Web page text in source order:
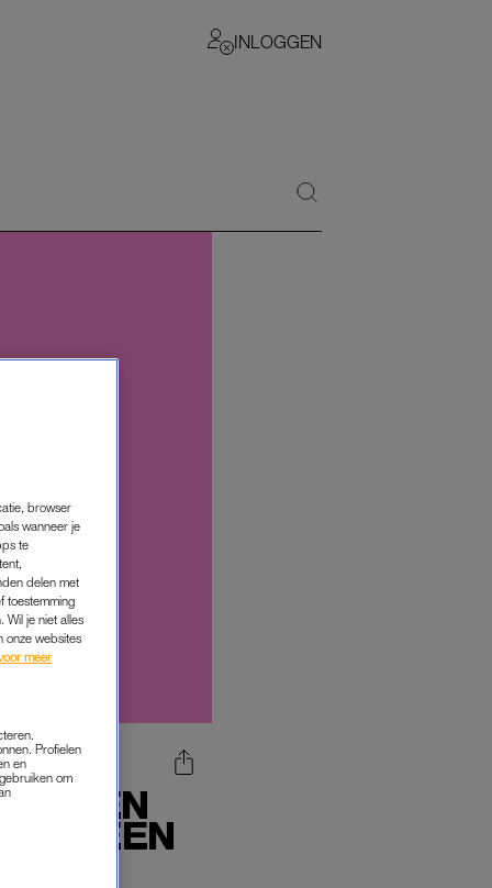
INLOGGEN
LATEN
IN EEN
browser
wanneer je
te
delen met
toestemming
Wil je niet alles
onze websites
meer
Profielen
en
om